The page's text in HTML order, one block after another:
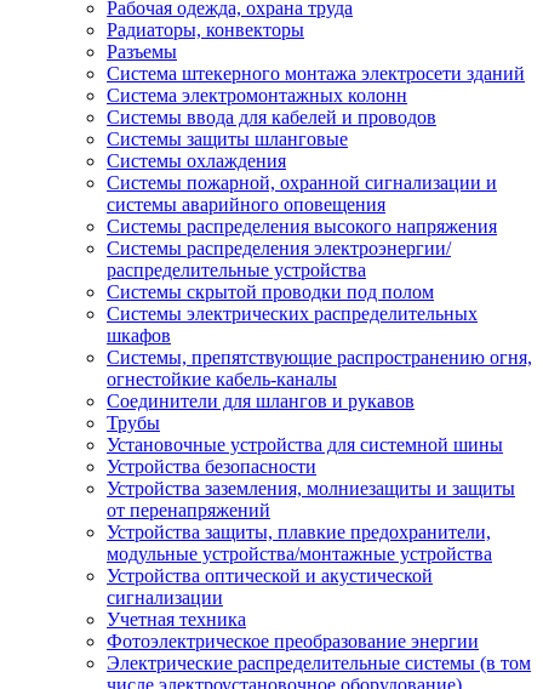
Рабочая одежда, охрана труда
Радиаторы, конвекторы
Разъемы
Система штекерного монтажа электросети зданий
Система электромонтажных колонн
Системы ввода для кабелей и проводов
Системы защиты шланговые
Системы охлаждения
Системы пожарной, охранной сигнализации и
системы аварийного оповещения
Системы распределения высокого напряжения
Системы распределения электроэнергии/
распределительные устройства
Системы скрытой проводки под полом
Системы электрических распределительных
шкафов
Системы, препятствующие распространению огня,
огнестойкие кабель-каналы
Соединители для шлангов и рукавов
Трубы
Установочные устройства для системной шины
Устройства безопасности
Устройства заземления, молниезащиты и защиты
от перенапряжений
Устройства защиты, плавкие предохранители,
модульные устройства/монтажные устройства
Устройства оптической и акустической
сигнализации
Учетная техника
Фотоэлектрическое преобразование энергии
Электрические распределительные системы (в том
числе электроустановочное оборудование)